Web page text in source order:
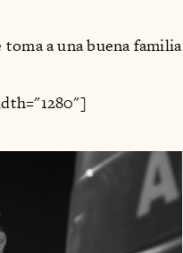
a una buena familia